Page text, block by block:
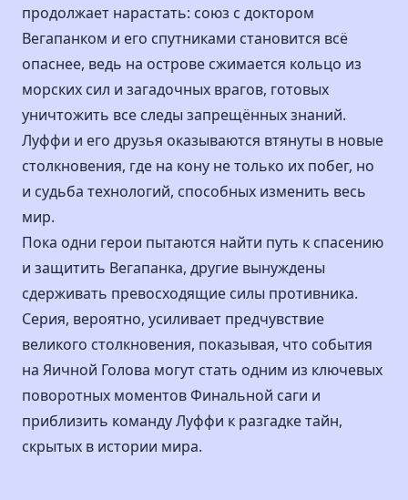
продолжает нарастать: союз с доктором
Вегапанком и его спутниками становится всё
опаснее, ведь на острове сжимается кольцо из
морских сил и загадочных врагов, готовых
уничтожить все следы запрещённых знаний.
Луффи и его друзья оказываются втянуты в новые
столкновения, где на кону не только их побег, но
и судьба технологий, способных изменить весь
мир.
Пока одни герои пытаются найти путь к спасению
и защитить Вегапанка, другие вынуждены
сдерживать превосходящие силы противника.
Серия, вероятно, усиливает предчувствие
великого столкновения, показывая, что события
на Яичной Голова могут стать одним из ключевых
поворотных моментов Финальной саги и
приблизить команду Луффи к разгадке тайн,
скрытых в истории мира.